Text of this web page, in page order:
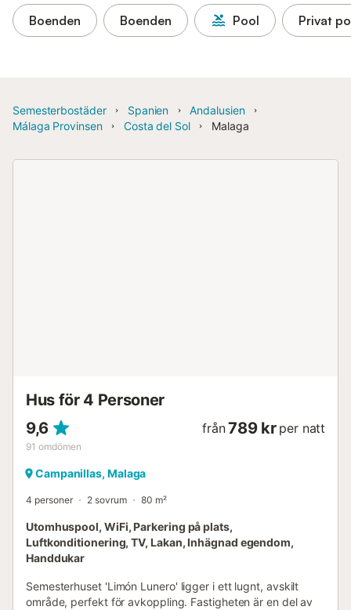
Boenden Boenden Pool Privat
Semesterbostäder Spanien
Andalusien
Málaga Provinsen
Costa del Sol Malaga
Hus för 4 Personer
9,6
91 omdömen
från 789 kr per natt
Campanillas, Malaga
4 personer 2 sovrum 80 m²
Utomhuspool, WiFi, Parkering på plats,
Luftkonditionering, TV, Lakan, Inhägnad egendom,
Handdukar
Semesterhuset 'Limón Lunero' ligger i ett lugnt, avskilt
område, perfekt för avkoppling. Fastigheten är en del av